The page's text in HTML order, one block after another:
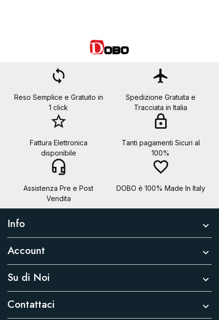
loop
Reso Semplice e Gratuito in
1 click
flight
Spedizione Gratuita e
Tracciata in Italia
star_border
Fattura Elettronica
disponibile
lock
Tanti pagamenti Sicuri al
100%
headset_mic
Assistenza Pre e Post
Vendita
favorite_border
DOBO è 100% Made In Italy
Info 
Account 
Su di Noi 
Contattaci 